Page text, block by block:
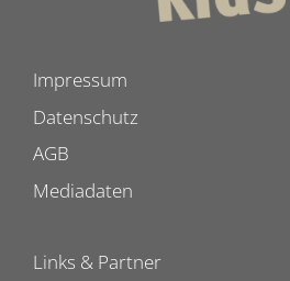
Impressum
Datenschutz
AGB
Mediadaten
Links & Partner